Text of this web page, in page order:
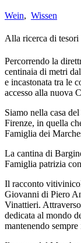
Wein, Wissen
Alla ricerca di tesori
Percorrendo la
centinaia di metri
e incastonata tra le
accesso alla nuova
Siamo nella casa
Firenze, in quella
Famiglia dei
La cantina di
Famiglia patrizia
Il racconto
Giovanni di Piero
Vinattieri.
dedicata al mondo
mantenendo